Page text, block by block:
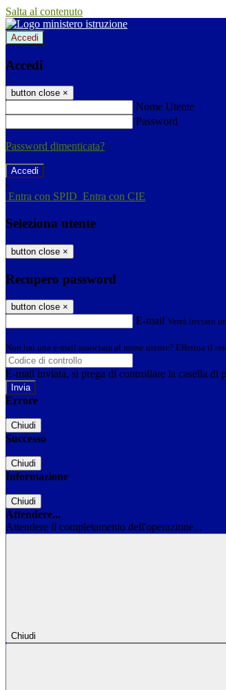
Salta al contenuto
Accedi
Accedi
button close ×
Nome Utente
Password
Password dimenticata?
-
Entra con SPID Entra con CIE
Seleziona utente
button close ×
Recupero password
button close ×
E-mail Verrà inviato
Non hai una e-mail associata al nome utente? Effettua il
E-mail inviata, si prega di controllare la casella di
Errore
Chiudi
Successo
Chiudi
Informazione
Chiudi
Attendere...
Attendere il completamento dell'operazione...
Chiudi